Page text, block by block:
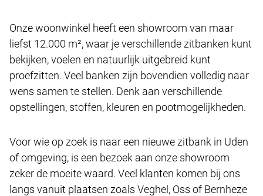
Onze woonwinkel heeft een showroom van maar
liefst 12.000 m², waar je verschillende zitbanken kunt
bekijken, voelen en natuurlijk uitgebreid kunt
proefzitten. Veel banken zijn bovendien volledig naar
wens samen te stellen. Denk aan verschillende
opstellingen, stoffen, kleuren en pootmogelijkheden.
Voor wie op zoek is naar een nieuwe zitbank in Uden
of omgeving, is een bezoek aan onze showroom
zeker de moeite waard. Veel klanten komen bij ons
langs vanuit plaatsen zoals Veghel, Oss of Bernheze